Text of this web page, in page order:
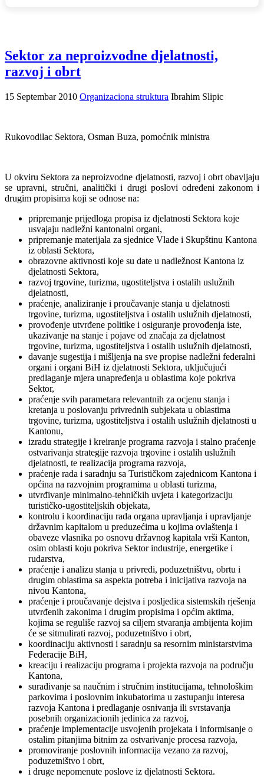
Sektor za neproizvodne djelatnosti,
razvoj i obrt
15 Septembar 2010 Organizaciona struktura Ibrahim Slipic
Rukovodilac Sektora, Osman Buza, pomoćnik ministra
U okviru Sektora za neproizvodne djelatnosti, razvoj i obrt obavljaju
se upravni, stručni, analitički i drugi poslovi određeni zakonom i
drugim propisima koji se odnose na:
pripremanje prijedloga propisa iz djelatnosti Sektora koje
usvajaju nadležni kantonalni organi,
pripremanje materijala za sjednice Vlade i Skupštinu Kantona
iz oblasti Sektora,
obrazovne aktivnosti koje su date u nadležnost Kantona iz
djelatnosti Sektora,
razvoj trgovine, turizma, ugostiteljstva i ostalih uslužnih
djelatnosti,
praćenje, analiziranje i proučavanje stanja u djelatnosti
trgovine, turizma, ugostiteljstva i ostalih uslužnih djelatnosti,
provođenje utvrđene politike i osiguranje provođenja iste,
ukazivanje na stanje i pojave od značaja za djelatnost
trgovine, turizma, ugostiteljstva i ostalih uslužnih djelatnosti,
davanje sugestija i mišljenja na sve propise nadležni federalni
organi i organi BiH iz djelatnosti Sektora, uključujući
predlaganje mjera unapređenja u oblastima koje pokriva
Sektor,
praćenje svih parametara relevantnih za ocjenu stanja i
kretanja u poslovanju privrednih subjekata u oblastima
trgovine, turizma, ugostiteljstva i ostalih uslužnih djelatnosti u
Kantonu,
izradu strategije i kreiranje programa razvoja i stalno praćenje
ostvarivanja strategije razvoja trgovine i ostalih uslužnih
djelatnosti, te realizacija programa razvoja,
praćenje rada i saradnju sa Turističkom zajednicom Kantona i
općina na razvojnim programima u oblasti turizma,
utvrđivanje minimalno-tehničkih uvjeta i kategorizaciju
turističko-ugostiteljskih objekata,
kontrolu i koordinaciju rada organa upravljanja i upravljanje
državnim kapitalom u preduzećima u kojima ovlaštenja i
obaveze vlasnika po osnovu državnog kapitala vrši Kanton,
osim oblasti koju pokriva Sektor industrije, energetike i
rudarstva,
praćenje i analizu stanja u privredi, poduzetništvu, obrtu i
drugim oblastima sa aspekta potreba i inicijativa razvoja na
nivou Kantona,
praćenje i proučavanje dejstva i posljedica sistemskih rješenja
utvrđenih zakonima i drugim propisima i općim aktima,
kojima se reguliše razvoj sa ciljem stvaranja ambijenta kojim
će se sitmulirati razvoj, poduzetništvo i obrt,
koordinaciju aktivnosti i saradnju sa resornim ministarstvima
Federacije BiH,
kreaciju i realizaciju programa i projekta razvoja na području
Kantona,
surađivanje sa naučnim i stručnim institucijama, tehnološkim
parkovima i poslovnim inkubatorima u zastupanju interesa
razvoja Kantona i predlaganje osnivanja ili svrstavanja
posebnih organizacionih jedinica za razvoj,
praćenje implementacije usvojenih projekata i informisanje o
ostalim pitanjima bitnim za ostvarivanje procesa razvoja,
promoviranje poslovnih informacija vezano za razvoj,
poduzetništvo i obrt,
i druge nepomenute poslove iz djelatnosti Sektora.